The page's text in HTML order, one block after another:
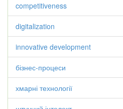
competitiveness
digitalization
innovative development
бізнес-процеси
хмарні технології